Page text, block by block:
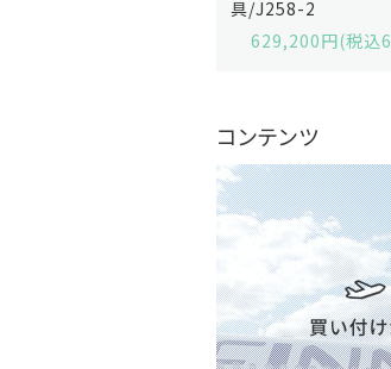
629,200円(税込692,120円)
コンテンツ